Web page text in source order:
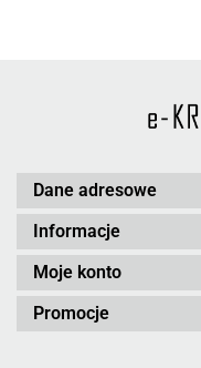
Dane adresowe
Informacje
Moje konto
Promocje